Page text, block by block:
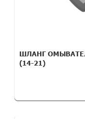
ШЛАНГ
(14-21)